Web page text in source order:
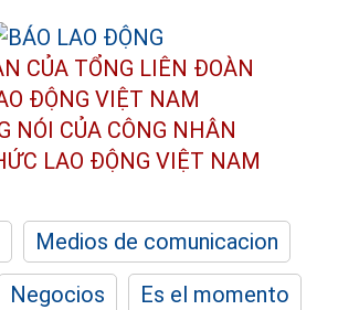
CỦA TỔNG LIÊN ĐOÀN
ĐỘNG VIỆT NAM
NÓI CỦA CÔNG NHÂN
LAO ĐỘNG VIỆT NAM
Medios de comunicacion
Negocios
Es el momento